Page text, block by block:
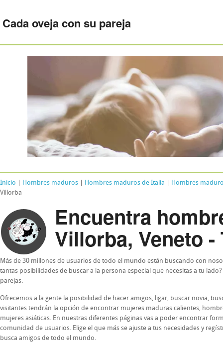
Cada oveja con su pareja
Inicio Hombres maduros Hombres maduros de Italia
Hombres
Villorba
Encuentra
Villorba, Veneto
Más de 30 millones de usuarios de todo el mundo están buscando con
tantas posibilidades de buscar a la persona especial que necesitas a tu
parejas.
Ofrecemos a la gente la posibilidad de hacer amigos, ligar, buscar novia,
visitantes tendrán la opción de encontrar mujeres maduras calientes,
mujeres asiáticas. En nuestras diferentes páginas vas a poder encontrar
comunidad de usuarios. Elige el que más se ajuste a tus necesidades y
busca amigos de todo el mundo.